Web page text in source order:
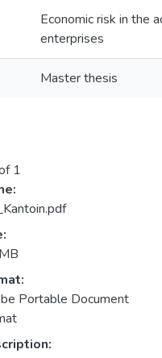
Economic risk in the
enterprises
Master thesis
1
Portable Document